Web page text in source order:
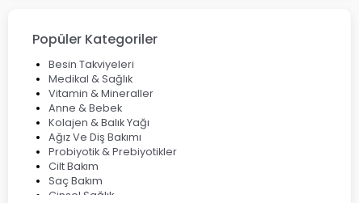
Çözüm Yolları
Bocavirüs Enfeksiyonu Hakkında Bilmeniz Gerekenler
Deep Flex Topraklama Matı Nedir? Detaylı Rehber
Mumiyo Nedir? Faydaları ve Kullanım Alanları Nelerdir?
Popüler Kategoriler
Besin Takviyeleri
Medikal & Sağlık
Vitamin & Mineraller
Anne & Bebek
Kolajen & Balık Yağı
Ağız Ve Diş Bakımı
Probiyotik & Prebiyotikler
Cilt Bakım
Saç Bakım
Cinsel Sağlık